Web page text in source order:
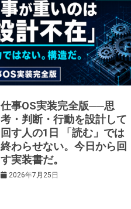
仕事OS実装完全版──思
考・判断・行動を設計して
回す人の1日 「読む」では
終わらせない。今日から回
す実装書だ。
2026年7月25日